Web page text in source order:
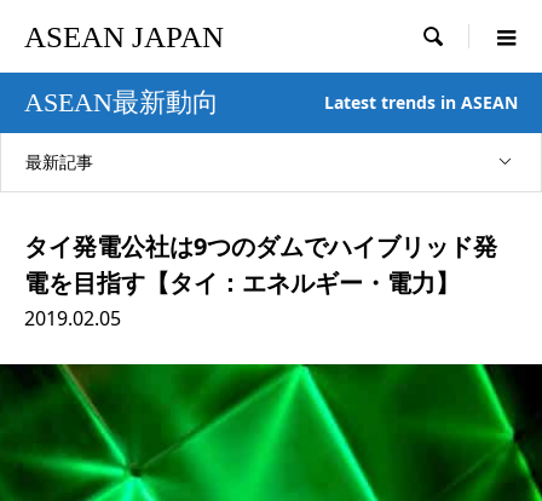
ASEAN JAPAN 
ASEAN最新動向 Latest trends in ASEAN
最新記事
タイ発電公社は9つのダムでハイブリッド発
電を目指す【タイ：エネルギー・電力】
2019.02.05